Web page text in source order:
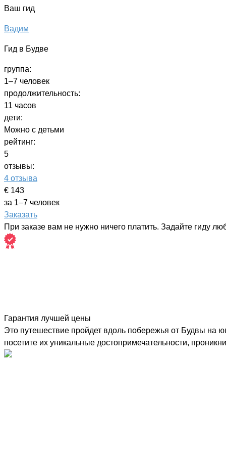
Ваш гид
Вадим
Гид в Будве
группа:
1–7 человек
продолжительность:
11 часов
дети:
Можно с детьми
рейтинг:
5
отзывы:
4 отзыва
€ 143
за 1–7 человек
Заказать
При заказе вам не нужно ничего платить. Задайте гиду
Гарантия лучшей цены
Это путешествие пройдет вдоль побережья от Будвы на
посетите их уникальные достопримечательности,